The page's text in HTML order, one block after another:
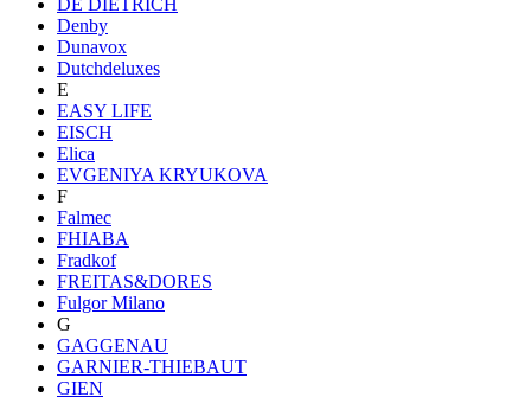
Denby
Dunavox
Dutchdeluxes
E
EASY LIFE
EISCH
Elica
EVGENIYA KRYUKOVA
F
Falmec
FHIABA
Fradkof
FREITAS&DORES
Fulgor Milano
G
GAGGENAU
GARNIER-THIEBAUT
GIEN